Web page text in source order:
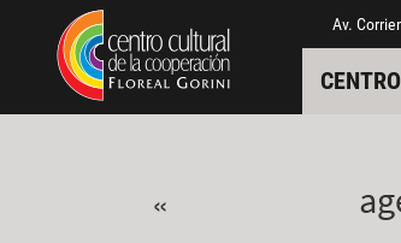
Pasar al contenido principal
Jump to main content Av.
«